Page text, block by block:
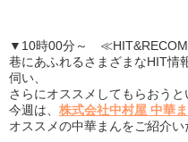
▼10時00分～
巷にあふれるさまざまなHIT情
伺い、
さらにオススメしてもらおうと
今週は、 株式会社中村屋 中華
オススメの中華まんをご紹介い